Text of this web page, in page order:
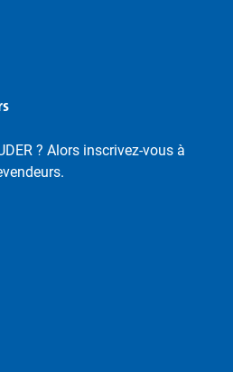
? Alors inscrivez-vous à